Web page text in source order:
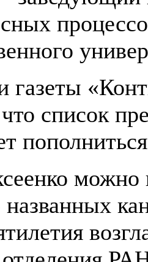
газеты
список